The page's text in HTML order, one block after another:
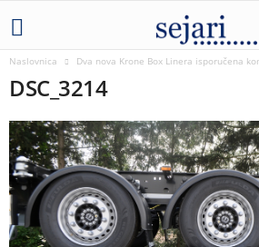
Naslovnica Dva nova Krone Box Linera isporučena
DSC_3214